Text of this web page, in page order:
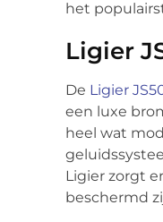
het
Ligier
De Ligier
een luxe
heel wat
Ligier zorgt
beschermd